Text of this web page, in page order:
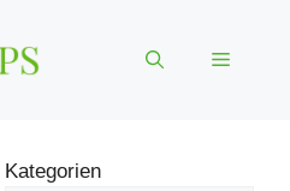
Menü
Kategorien